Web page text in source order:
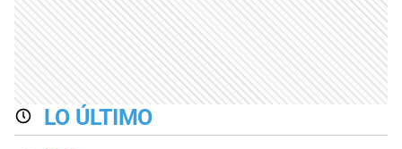
LO ÚLTIMO